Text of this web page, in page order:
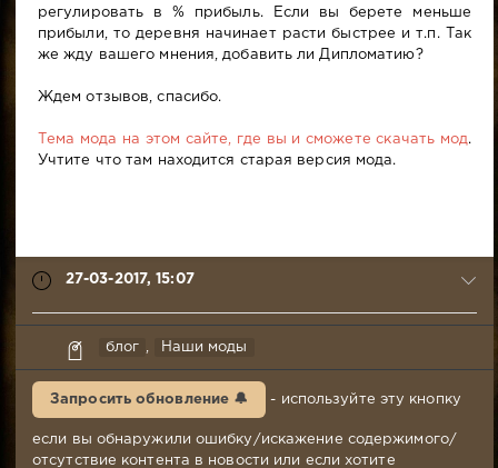
регулировать в % прибыль. Если вы берете меньше
прибыли, то деревня начинает расти быстрее и т.п. Так
же жду вашего мнения, добавить ли Дипломатию?
Ждем отзывов, спасибо.
Тема мода на этом сайте, где вы и сможете скачать мод.
Учтите что там находится старая версия мода.
27-03-2017, 15:07
Kirill_ForestRanger
27-
15:07
блог Наши моды
Запросить обновление 🔔 - используйте эту кнопку
если вы обнаружили ошибку/искажение содержимого/
отсутствие контента в новости или если хотите